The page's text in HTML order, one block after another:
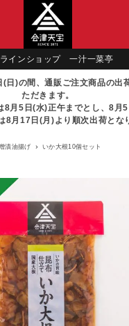
インショップ 一汁一菜亭
日)の間、通販ご注文商品の出
ただきます。
8月5日(水)正午までとし、8月
8月17日(月)より順次出荷とな
漬油揚げ いか大根10個セット